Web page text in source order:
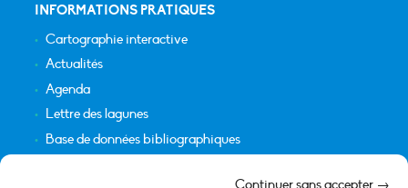
Continuer sans accepter →
INFORMATIONS PRATIQUES
Cartographie interactive
Actualités
Agenda
Lettre des lagunes
Base de données bibliographiques